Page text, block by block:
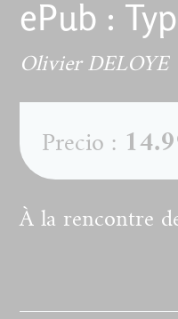
ePub :
Olivier DELOYE
Precio :
À la rencontre